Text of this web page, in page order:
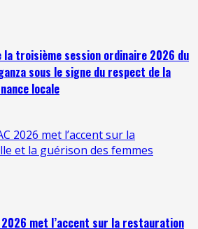
la troisième session ordinaire 2026 du
sous le signe du respect de la
locale
2026 met l’accent sur la
et la guérison des femmes
2026 met l’accent sur la restauration